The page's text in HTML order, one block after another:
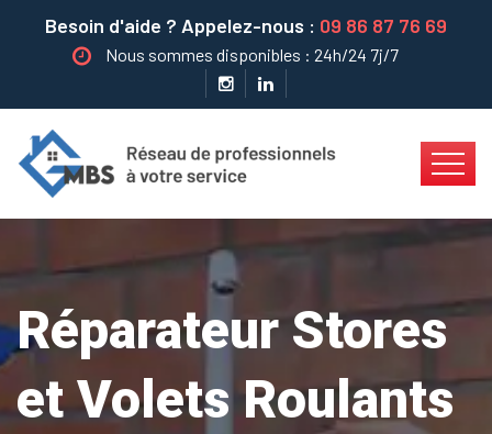
Besoin d'aide ? Appelez-nous : 09 86 87 76 69
Nous sommes disponibles : 24h/24 7j/7
Réparateur Stores
et Volets Roulants